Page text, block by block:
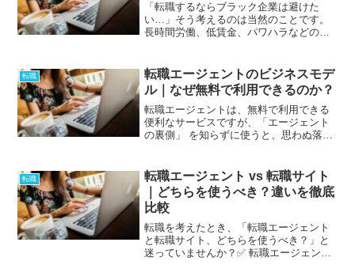
「転職するならブラック企業は避けた
い…」そう考えるのは当然のことです。
長時間労働、低賃金、パワハラなどの問
は、どうすれば「ホワイト企業」に転職
できるのでしょうか？ホワイ...
転職
転職エージェントのビジネスモデ
ル｜なぜ無料で利用できるのか？
転職エージェントは、無料で利用できる
便利なサービスですが、「エージェント
の裏側」 を知らずに使うと、思わぬ落と
ジネスモデルとは？✅ 転職エージェント
が「積極的に紹介し...
転職
転職エージェント vs 転職サイト
｜どちらを使うべき？違いを徹底
比較
転職を考えたとき、「転職エージェント
と転職サイト、どちらを使うべき？」と
迷っていませんか？✅ 転職エージェント